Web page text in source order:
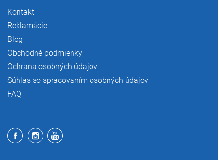
Kontakt
Reklamácie
Blog
Obchodné podmienky
Ochrana osobných údajov
Súhlas so spracovaním osobných údajov
FAQ